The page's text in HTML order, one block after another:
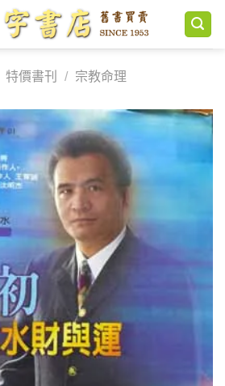
特價書刊 / 宗教命理